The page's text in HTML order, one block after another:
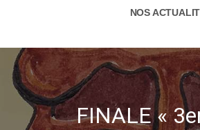
NOS
FINALE «